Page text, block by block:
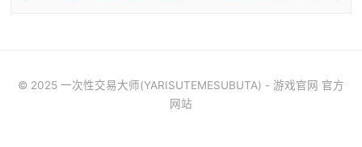
© 2025 一次性交易大师(YARISUTEMESUBUTA) - 游戏官网 官方
网站